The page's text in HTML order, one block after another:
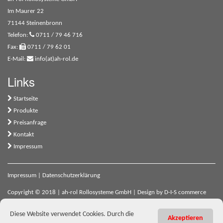
Im Maurer 22
71144 Steinenbronn
Telefon:
0711 / 79 46 716
Fax:
0711 / 79 62 01
E-Mail:
info(at)ah-rol.de
Links
Startseite
Produkte
Preisanfrage
Kontakt
Impressum
Impressum Datenschutzerklärung
Copyright © 2018 | ah-rol Rollosysteme GmbH | Design by D-I-S commerce
Akzeptieren
Diese Website verwendet Cookies. Durch die